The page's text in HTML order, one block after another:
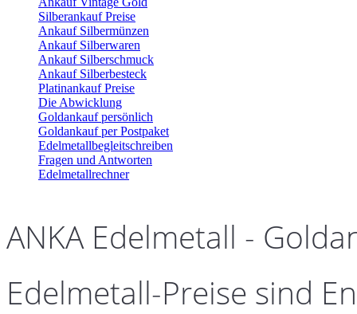
Silberankauf Preise
Ankauf Silbermünzen
Ankauf Silberwaren
Ankauf Silberschmuck
Ankauf Silberbesteck
Platinankauf Preise
Die Abwicklung
Goldankauf persönlich
Goldankauf per Postpaket
Edelmetallbegleitschreiben
Fragen und Antworten
Edelmetallrechner
ANKA Edelmetall -
Edelmetall-Preise sind